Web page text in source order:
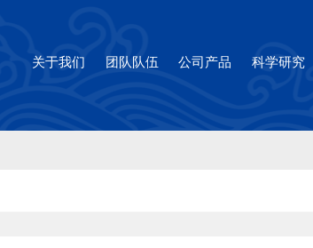
关于我们 团队队伍 公司产品 科学研究